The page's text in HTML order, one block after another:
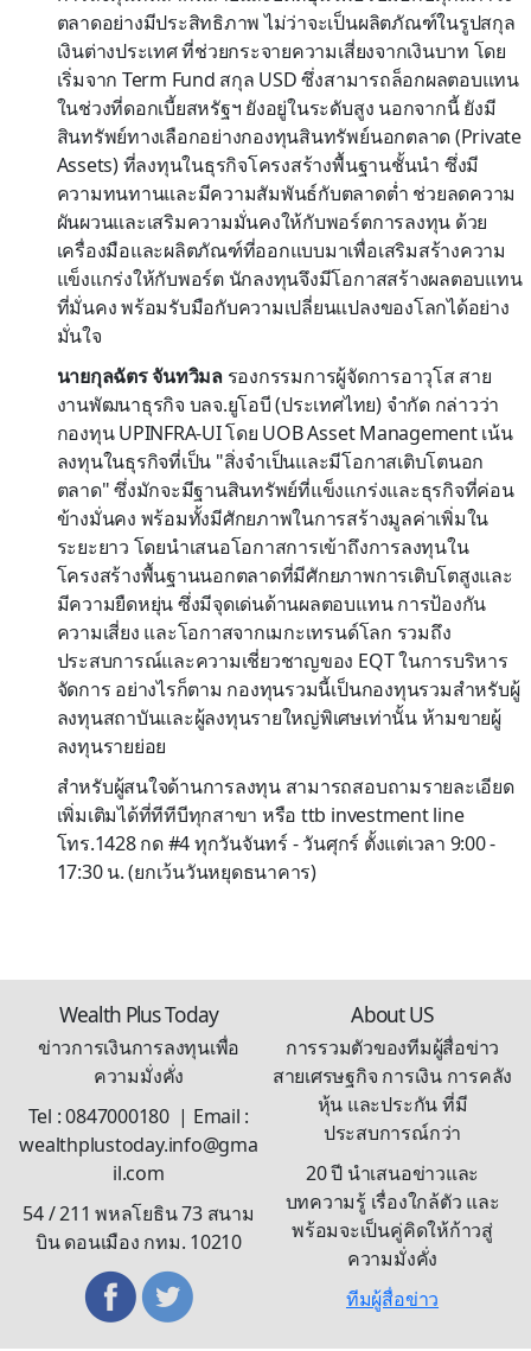
ตลาดอย่างมีประสิทธิภาพ ไม่ว่าจะเป็นผลิตภัณฑ์ในรูปสกุล
เงินต่างประเทศ ที่ช่วยกระจายความเสี่ยงจากเงินบาท โดย
เริ่มจาก Term Fund สกุล USD ซึ่งสามารถล็อกผลตอบแทน
ในช่วงที่ดอกเบี้ยสหรัฐฯ ยังอยู่ในระดับสูง นอกจากนี้ ยังมี
สินทรัพย์ทางเลือกอย่างกองทุนสินทรัพย์นอกตลาด (Private
Assets) ที่ลงทุนในธุรกิจโครงสร้างพื้นฐานชั้นนำ ซึ่งมี
ความทนทานและมีความสัมพันธ์กับตลาดต่ำ ช่วยลดความ
ผันผวนและเสริมความมั่นคงให้กับพอร์ตการลงทุน ด้วย
เครื่องมือและผลิตภัณฑ์ที่ออกแบบมาเพื่อเสริมสร้างความ
แข็งแกร่งให้กับพอร์ต นักลงทุนจึงมีโอกาสสร้างผลตอบแทน
ที่มั่นคง พร้อมรับมือกับความเปลี่ยนแปลงของโลกได้อย่าง
มั่นใจ
นายกุลฉัตร จันทวิมลรองกรรมการผู้จัดการอาวุโส สาย
งานพัฒนาธุรกิจ บลจ.ยูโอบี (ประเทศไทย) จำกัด กล่าวว่า
กองทุน UPINFRA-UI โดย UOB Asset Management เน้น
ลงทุนในธุรกิจที่เป็น "สิ่งจำเป็นและมีโอกาสเติบโตนอก
ตลาด" ซึ่งมักจะมีฐานสินทรัพย์ที่แข็งแกร่งและธุรกิจที่ค่อน
ข้างมั่นคง พร้อมทั้งมีศักยภาพในการสร้างมูลค่าเพิ่มใน
ระยะยาว โดยนำเสนอโอกาสการเข้าถึงการลงทุนใน
โครงสร้างพื้นฐานนอกตลาดที่มีศักยภาพการเติบโตสูงและ
มีความยืดหยุ่น ซึ่งมีจุดเด่นด้านผลตอบแทน การป้องกัน
ความเสี่ยง และโอกาสจากเมกะเทรนด์โลก รวมถึง
ประสบการณ์และความเชี่ยวชาญของ EQT ในการบริหาร
จัดการ อย่างไรก็ตาม กองทุนรวมนี้เป็นกองทุนรวมสำหรับผู้
ลงทุนสถาบันและผู้ลงทุนรายใหญ่พิเศษเท่านั้น ห้ามขายผู้
ลงทุนรายย่อย
สำหรับผู้สนใจด้านการลงทุน สามารถสอบถามรายละเอียด
เพิ่มเติมได้ที่ทีทีบีทุกสาขา หรือ ttb investment line
โทร.1428 กด #4 ทุกวันจันทร์ - วันศุกร์ ตั้งแต่เวลา 9:00 -
17:30 น. (ยกเว้นวันหยุดธนาคาร)
Wealth Plus Today
ข่าวการเงินการลงทุนเพื่อ
ความมั่งคั่ง
Tel : 0847000180 | Email :
wealthplustoday.info@gma
il.com
54 / 211 พหลโยธิน 73 สนาม
บิน ดอนเมือง กทม. 10210
About US
การรวมตัวของทีมผู้สื่อข่าว
สายเศรษฐกิจ การเงิน การคลัง
หุ้น และประกัน ที่มี
ประสบการณ์กว่า
20 ปี นำเสนอข่าวและ
บทความรู้ เรื่องใกล้ตัว และ
พร้อมจะเป็นคู่คิดให้ก้าวสู่
ความมั่งคั่ง
ทีมผู้สื่อข่าว